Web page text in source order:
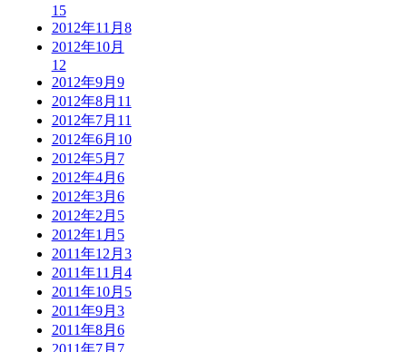
15
2012年11月 8
2012年10月
12
2012年9月 9
2012年8月 11
2012年7月 11
2012年6月 10
2012年5月 7
2012年4月 6
2012年3月 6
2012年2月 5
2012年1月 5
2011年12月 3
2011年11月 4
2011年10月 5
2011年9月 3
2011年8月 6
2011年7月 7